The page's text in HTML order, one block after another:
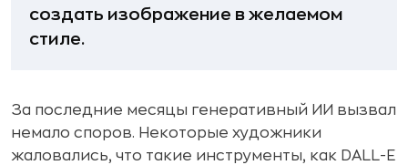
создать изображение в желаемом
стиле.
За последние месяцы генеративный ИИ вызвал
немало споров. Некоторые художники
жаловались, что такие инструменты, как DALL-E